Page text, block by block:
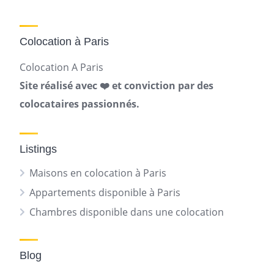
Colocation à Paris
Colocation A Paris
Site réalisé avec ❤️ et conviction par des
colocataires passionnés.
Listings
Maisons en colocation à Paris
Appartements disponible à Paris
Chambres disponible dans une colocation
Blog